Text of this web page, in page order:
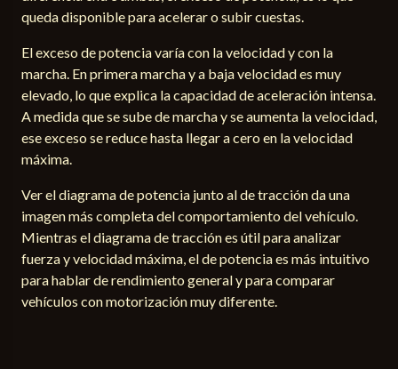
queda disponible para acelerar o subir cuestas.
El exceso de potencia varía con la velocidad y con la
marcha. En primera marcha y a baja velocidad es muy
elevado, lo que explica la capacidad de aceleración intensa.
A medida que se sube de marcha y se aumenta la velocidad,
ese exceso se reduce hasta llegar a cero en la velocidad
máxima.
Ver el diagrama de potencia junto al de tracción da una
imagen más completa del comportamiento del vehículo.
Mientras el diagrama de tracción es útil para analizar
fuerza y velocidad máxima, el de potencia es más intuitivo
para hablar de rendimiento general y para comparar
vehículos con motorización muy diferente.